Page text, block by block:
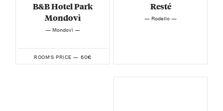
B&B Hotel Park
Mondovì
— Mondovì —
ROOM'S PRICE — 60€
Resté
— Rodello —